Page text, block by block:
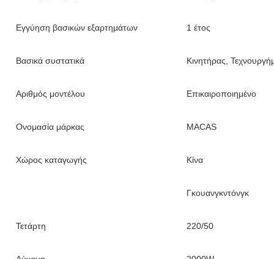
Εγγύηση βασικών εξαρτημάτων 1 έτος
Βασικά συστατικά Κινητήρας,
Αριθμός μοντέλου Επικαιροποιημένο
Ονομασία μάρκας MACAS
Χώρος καταγωγής Κίνα
Γκουανγκντόνγκ
Τετάρτη 220/50